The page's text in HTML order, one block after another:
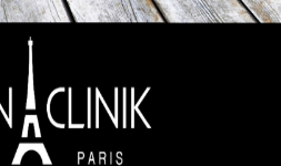
fois avec